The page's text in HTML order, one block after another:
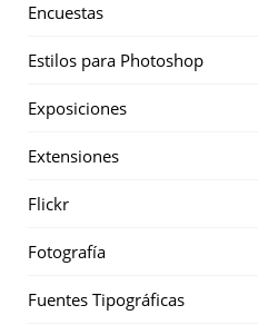
Encuestas
Estilos para Photoshop
Exposiciones
Extensiones
Flickr
Fotografía
Fuentes Tipográficas